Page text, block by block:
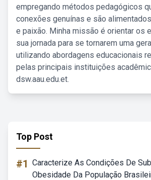
empregando métodos pedagógicos
conexões genuínas e são
e paixão. Minha missão é orientar os
sua jornada para se tornarem uma
utilizando abordagens educacionais
pelas principais instituições
dsw.aau.edu.et.
Top Post
#1 Caracterize As Condições De
Obesidade Da População